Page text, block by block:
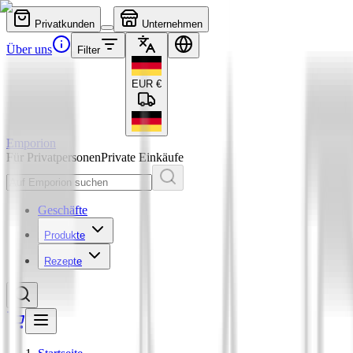
Privatkunden Unternehmen
Über uns Filter
EUR €
Emporion
Für PrivatpersonenPrivate Einkäufe
Geschäfte
Produkte
Rezepte